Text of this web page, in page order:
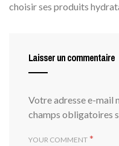
choisir ses produits
Laisser un commentaire
Votre adresse e-mail
champs obligatoires
YOUR COMMENT *